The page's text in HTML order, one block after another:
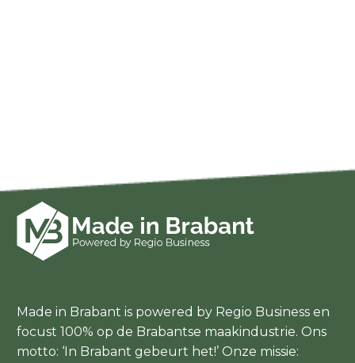
Made in Brabant is powered by Regio Business en
focust 100% op de Brabantse maakindustrie. Ons
motto: ‘In Brabant gebeurt het!’ Onze missie: